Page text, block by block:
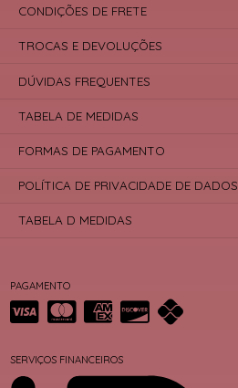
PAGAMENTO
SERVIÇOS FINANCEIROS
CONDIÇÕES DE FRETE
TROCAS E DEVOLUÇÕES
DÚVIDAS FREQUENTES
TABELA DE MEDIDAS
FORMAS DE PAGAMENTO
POLÍTICA DE PRIVACIDADE DE DADOS
TABELA D MEDIDAS